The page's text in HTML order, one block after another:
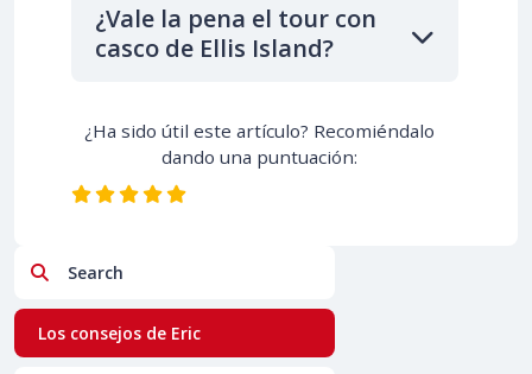
¿Vale la pena el tour con
casco de Ellis Island?
¿Ha sido útil este artículo? Recomiéndalo
dando una puntuación:
Search
Los consejos de Eric